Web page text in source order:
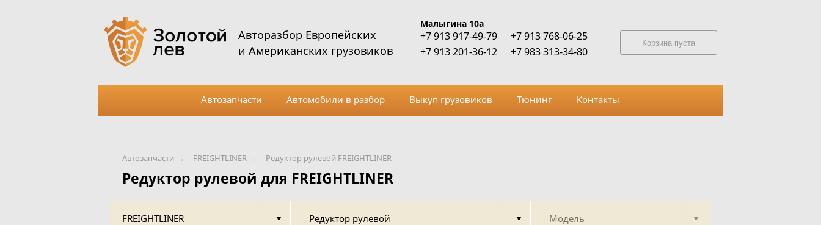
Автозапчасти ← FREIGHTLINER ← Редуктор рулевой FREIGHTLINER
Редуктор рулевой для FREIGHTLINER
FREIGHTLINER Редуктор рулевой Модель
Авторазбор Европейских
и Американских грузовиков
Малыгина 10а
+7 913 917-49-79
+7 913 201-36-12
+7 913 768-06-25
+7 983 313-34-80
Корзина пуста
Автозапчасти Автомобили в разбор Выкуп грузовиков Тюнинг Контакты